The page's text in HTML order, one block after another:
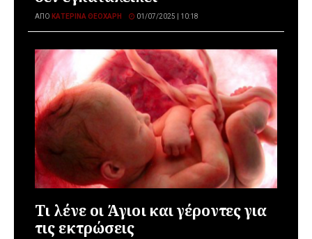
ΑΠΌ ΚΑΤΕΡΊΝΑ ΘΕΟΧΆΡΗ 01/07/2025 | 10:18
Τι λένε οι Άγιοι και γέροντες για
τις εκτρώσεις